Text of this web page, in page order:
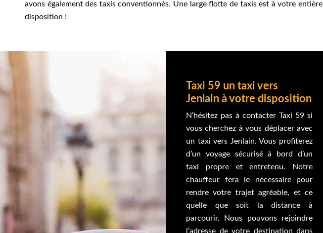
avons également des taxis conventionnés. Une large flotte de taxis est à votre entière
disposition !
Taxi 59 un taxi vers
Jenlain à votre disposition
N’hésitez pas à contacter Taxi 59 si
vous cherchez à vous déplacer avec
un taxi vers Jenlain. Vous profiterez
d’un voyage sécurisé à bord d’un
taxi propre et entretenu. Notre
chauffeur fera le nécessaire pour
rendre votre trajet agréable, et ce
quelle que soit la distance à
parcourir. Nous pouvons rejoindre
l’adresse de votre destination dans